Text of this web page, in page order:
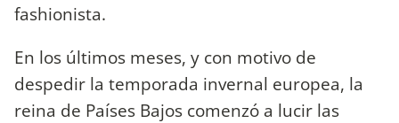
fashionista.
En los últimos meses, y con motivo de
despedir la temporada invernal europea, la
reina de Países Bajos comenzó a lucir las